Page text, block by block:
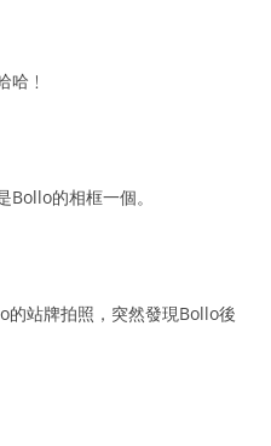
哈﹗
的相框一個。
站牌拍照，突然發現Bollo後